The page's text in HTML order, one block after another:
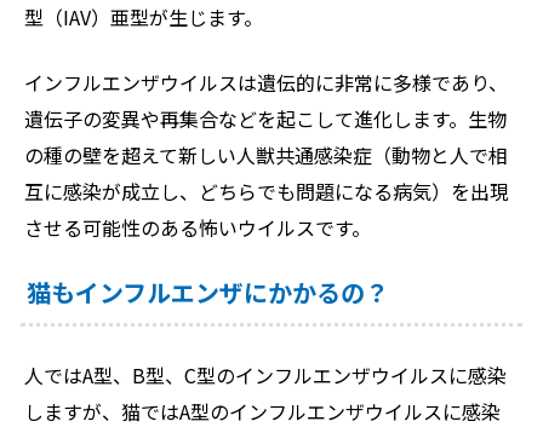
型（IAV）亜型が生じます。
インフルエンザウイルスは遺伝的に非常に多様であり、
遺伝子の変異や再集合などを起こして進化します。生物
の種の壁を超えて新しい人獣共通感染症（動物と人で相
互に感染が成立し、どちらでも問題になる病気）を出現
させる可能性のある怖いウイルスです。
猫もインフルエンザにかかるの？
人ではA型、B型、C型のインフルエンザウイルスに感染
しますが、猫ではA型のインフルエンザウイルスに感染